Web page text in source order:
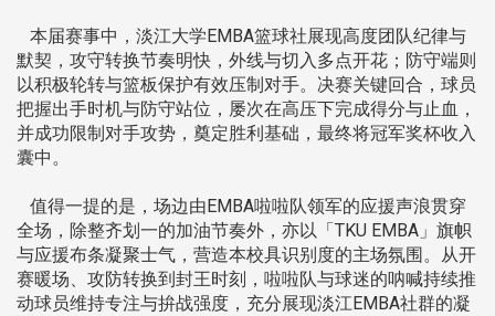
本届赛事中，淡江大学EMBA篮球社展现高度团队纪律与
默契，攻守转换节奏明快，外线与切入多点开花；防守端则
以积极轮转与篮板保护有效压制对手。决赛关键回合，球员
把握出手时机与防守站位，屡次在高压下完成得分与止血，
并成功限制对手攻势，奠定胜利基础，最终将冠军奖杯收入
囊中。
值得一提的是，场边由EMBA啦啦队领军的应援声浪贯穿
全场，除整齐划一的加油节奏外，亦以「TKU EMBA」旗帜
与应援布条凝聚士气，营造本校具识别度的主场氛围。从开
赛暖场、攻防转换到封王时刻，啦啦队与球迷的呐喊持续推
动球员维持专注与拚战强度，充分展现淡江EMBA社群的凝